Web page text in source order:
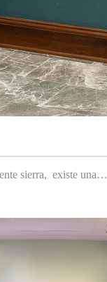
sierra, existe una…